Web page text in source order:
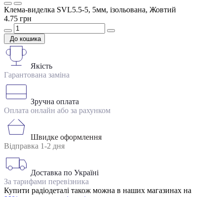
Клема-виделка SVL5.5-5, 5мм, ізольована, Жовтий
4.75 грн
До кошика
Якість
Гарантована заміна
Зручна оплата
Оплата онлайн або за рахунком
Швидке оформлення
Відправка 1-2 дня
Доставка по Україні
За тарифами перевізника
Купити радіодеталі також можна в наших магазинах на